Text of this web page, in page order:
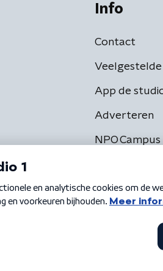
Info
Contact
App de
Adverteren
NPO Campus
Privacybeleid